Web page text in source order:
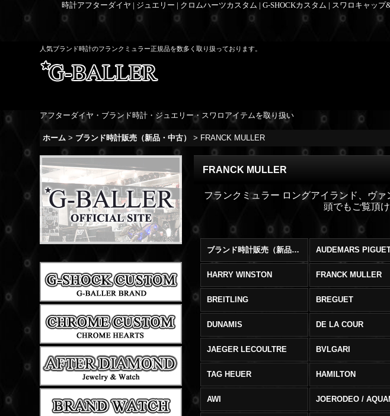
時計アフターダイヤ | ジュエリー | クロムハーツカスタム | G-SHOCKカスタム | スワロキャッ
人気ブランド時計のフランクミュラー正規品を数多く取り扱っております。
アフターダイヤ・ブランド時計・ジュエリー・スワロアイテムを取り扱い
ホーム > ブランド時計販売（新品・中古） > FRANCK MULLER
FRANCK MULLER
フランクミュラー ロングアイランド、ヴ
頭でもご覧頂
ブランド時計販売（新品・中古） (全商品) AUDEMARS
HARRY WINSTON FRANCK MULLER
BREITLING BREGUET
DUNAMIS DE LA COUR
JAEGER LECOULTRE BVLGARI
TAG HEUER HAMILTON
AWI